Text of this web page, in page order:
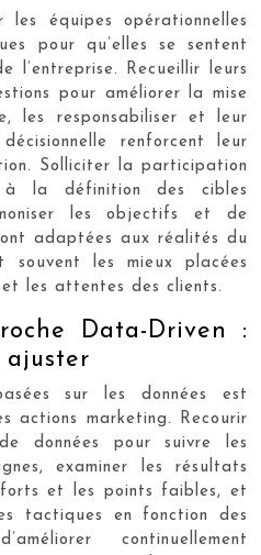
les équipes opérationnelles
pour qu’elles se sentent
l’entreprise. Recueillir leurs
pour améliorer la mise
les responsabiliser et leur
renforcent leur
Solliciter la participation
la définition des cibles
les objectifs et de
adaptées aux réalités du
souvent les mieux placées
les attentes des clients.
Data-Driven :
ajuster
sur les données est
actions marketing. Recourir
données pour suivre les
examiner les résultats
et les points faibles, et
tactiques en fonction des
continuellement